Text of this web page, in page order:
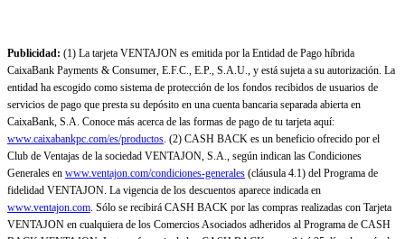
Publicidad: (1) La tarjeta VENTAJON es emitida por la Entidad de Pago híbrida
CaixaBank Payments & Consumer, E.F.C., E.P., S.A.U., y está sujeta a su autorización. La
entidad ha escogido como sistema de protección de los fondos recibidos de usuarios de
servicios de pago que presta su depósito en una cuenta bancaria separada abierta en
CaixaBank, S.A. Conoce más acerca de las formas de pago de tu tarjeta aquí:
www.caixabankpc.com/es/productos. (2) CASH BACK es un beneficio ofrecido por el
Club de Ventajas de la sociedad VENTAJON, S.A., según indican las Condiciones
Generales en www.ventajon.com/condiciones-generales (cláusula 4.1) del Programa de
fidelidad VENTAJON. La vigencia de los descuentos aparece indicada en
www.ventajon.com. Sólo se recibirá CASH BACK por las compras realizadas con Tarjeta
VENTAJON en cualquiera de los Comercios Asociados adheridos al Programa de CASH